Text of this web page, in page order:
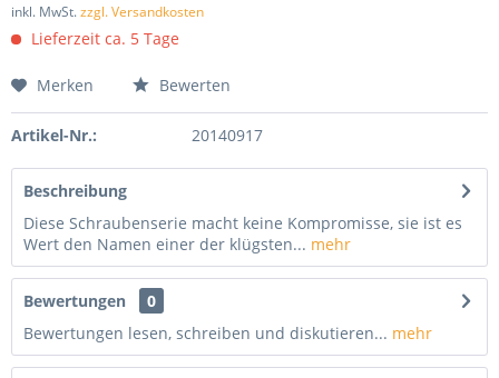
inkl. MwSt.zzgl. Versandkosten
Lieferzeit ca. 5 Tage
Merken Bewerten
Artikel-Nr.: 20140917
Beschreibung
Diese Schraubenserie macht keine Kompromisse, sie ist es
Wert den Namen einer der klügsten... mehr
Bewertungen
0
Bewertungen lesen, schreiben und diskutieren... mehr